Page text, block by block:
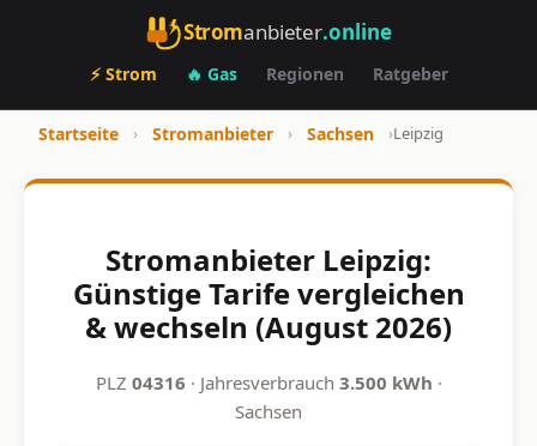
Stromanbieter.online
⚡ Strom 🔥 Gas Regionen Ratgeber
Startseite › Stromanbieter › Sachsen ›Leipzig
Stromanbieter Leipzig:
Günstige Tarife vergleichen
& wechseln (August 2026)
PLZ 04316 · Jahresverbrauch 3.500 kWh ·
Sachsen